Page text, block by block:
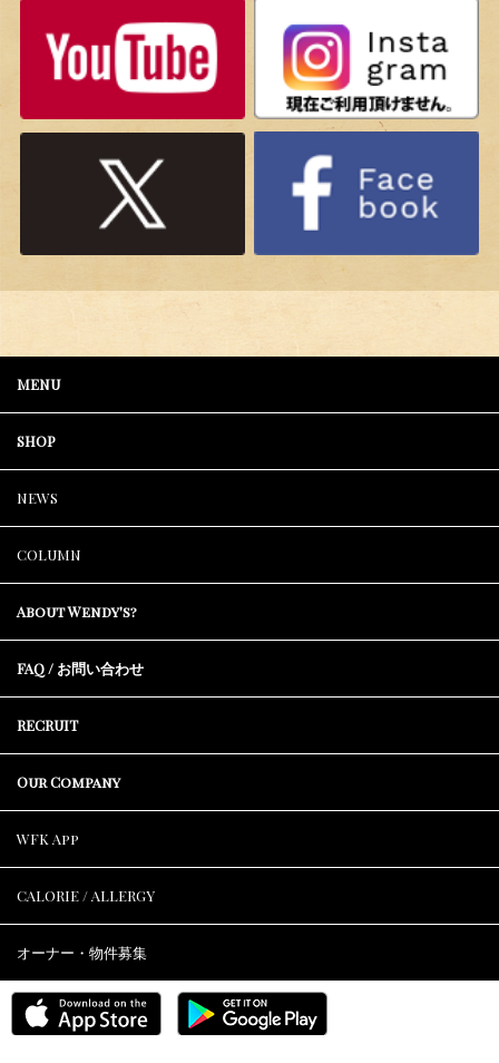
MENU
SHOP
NEWS
COLUMN
About Wendy's?
FAQ / お問い合わせ
RECRUIT
Our Company
WFK App
CALORIE / ALLERGY
オーナー・物件募集